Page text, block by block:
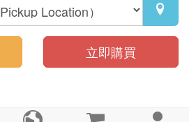

立即購買